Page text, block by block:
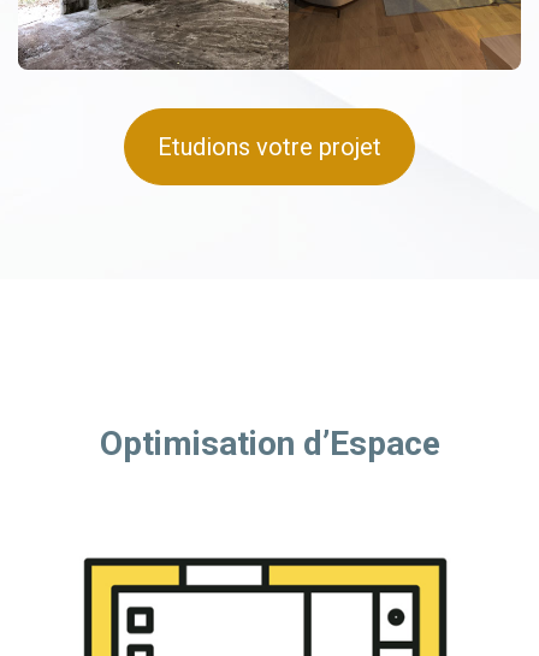
Etudions votre projet
Optimisation d’Espace